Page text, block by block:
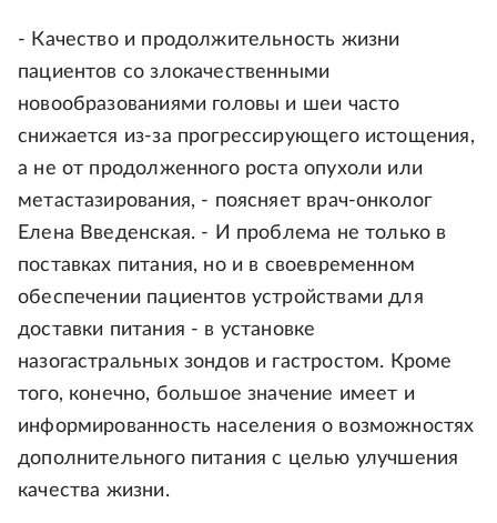
- Качество и продолжительность жизни
пациентов со злокачественными
новообразованиями головы и шеи часто
снижается из-за прогрессирующего истощения,
а не от продолженного роста опухоли или
метастазирования, - поясняет врач-онколог
Елена Введенская. - И проблема не только в
поставках питания, но и в своевременном
обеспечении пациентов устройствами для
доставки питания - в установке
назогастральных зондов и гастростом. Кроме
того, конечно, большое значение имеет и
информированность населения о возможностях
дополнительного питания с целью улучшения
качества жизни.